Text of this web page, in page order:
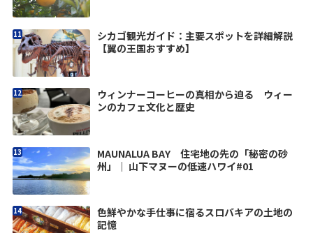
シカゴ観光ガイド：主要スポットを詳細解説
【翼の王国おすすめ】
ウィンナーコーヒーの真相から迫る ウィー
ンのカフェ文化と歴史
MAUNALUA BAY 住宅地の先の「秘密の砂
州」｜ 山下マヌーの低速ハワイ#01
色鮮やかな手仕事に宿るスロバキアの土地の
記憶